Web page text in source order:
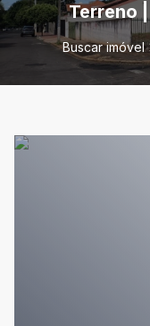
Terreno
Buscar imóvel